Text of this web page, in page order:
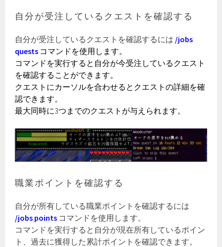
自分が受注しているクエストを確認する
自分が受注しているクエストを確認するには /jobs
quests コマンドを使用します。
コマンドを実行すると自分が今受注しているクエスト
を確認することができます。
クエストにカーソルを合わせるとクエストの詳細を確
認できます。
最大同時に3つまでのクエストが与えられます。
職業ポイントを確認する
自分が所有している職業ポイントを確認するには
/jobs points コマンドを使用します。
コマンドを実行すると自分が現在所有しているポイン
ト、過去に獲得した累計ポイントを確認できます。